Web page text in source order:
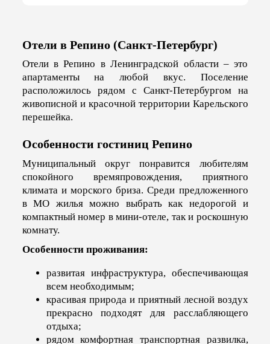
Отели в Репино (Санкт-Петербург)
Отели в Репино в Ленинградской области – это
апартаменты на любой вкус. Поселение
расположилось рядом с Санкт-Петербургом на
живописной и красочной территории Карельского
перешейка.
Особенности гостиниц Репино
Муниципальный округ понравится любителям
спокойного времяпровождения, приятного
климата и морского бриза. Среди предложенного
в МО жилья можно выбрать как недорогой и
компактный номер в мини-отеле, так и роскошную
комнату.
Особенности проживания:
развитая инфраструктура, обеспечивающая
всем необходимым;
красивая природа и приятный лесной воздух
прекрасно подходят для расслабляющего
отдыха;
рядом комфортная транспортная развилка,